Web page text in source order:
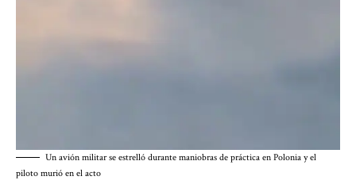
Un avión militar se estrelló durante maniobras de práctica en Polonia y el
piloto murió en el acto